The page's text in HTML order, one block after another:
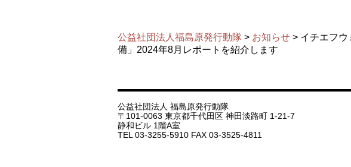
公益社団法人福島原発行動隊 > お知らせ > イチエフ
備」2024年8月レポートを紹介します
公益社団法人 福島原発行動隊
〒101-0063 東京都千代田区 神田淡路町 1-21-7
静和ビル 1階A室
TEL 03-3255-5910 FAX 03-3525-4811